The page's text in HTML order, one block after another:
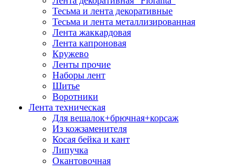
Тесьма и лента декоративные
Тесьма и лента металлизированная
Лента жаккардовая
Лента капроновая
Кружево
Ленты прочие
Наборы лент
Шитье
Воротники
Лента техническая
Для вешалок+брючная+корсаж
Из кожзаменителя
Косая бейка и кант
Липучка
Окантовочная